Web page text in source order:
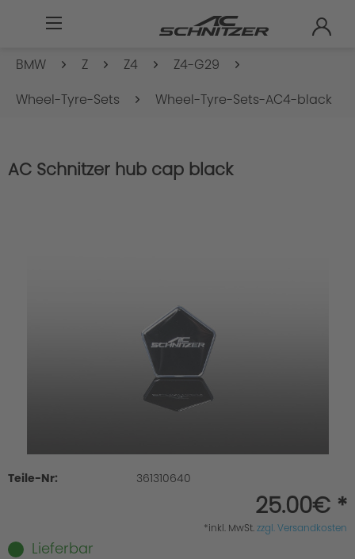
BMW Z Z4
Z4-G29
Wheel-Tyre-Sets
Wheel-Tyre-Sets-AC4-black
AC Schnitzer hub cap black
Teile-Nr: 361310640
25.00€ *
*inkl. MwSt.zzgl. Versandkosten
Lieferbar